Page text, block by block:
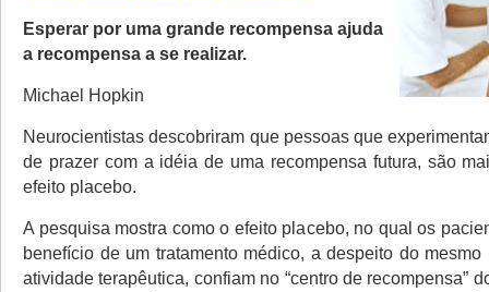
Esperar por uma grande recompensa ajuda
a recompensa a se realizar.
Michael Hopkin
Neurocientistas descobriram que pessoas que
de prazer com a idéia de uma recompensa futura, são
efeito placebo.
A pesquisa mostra como o efeito placebo, no qual os
benefício de um tratamento médico, a despeito do
atividade terapêutica, confiam no “centro de recompensa”